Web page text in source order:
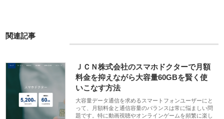
関連記事
ＪＣＮ株式会社のスマホドクターで月額
料金を抑えながら大容量60GBを賢く使
いこなす方法
大容量データ通信を求めるスマートフォンユーザーにと
って、月額料金と通信容量のバランスは常に悩ましい問
題です。特に動画視聴やオンラインゲームを頻繁に楽し